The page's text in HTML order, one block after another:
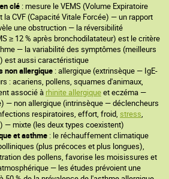
clé : mesure le VEMS (Volume Expiratoire
la CVF (Capacité Vitale Forcée) — un rapport
une obstruction — la réversibilité
≥ 12 % après bronchodilatateur) est le critère
— la variabilité des symptômes (meilleurs
est aussi caractéristique
non allergique : allergique (extrinsèque — IgE-
: acariens, pollens, squames d'animaux,
associé à rhinite allergiqueet eczéma —
— non allergique (intrinsèque — déclencheurs
respiratoires, effort, froid, stress,
— mixte (les deux types coexistent)
et asthme : le réchauffement climatique
(plus précoces et plus longues),
des pollens, favorise les moisissures et
— les études prévoient une